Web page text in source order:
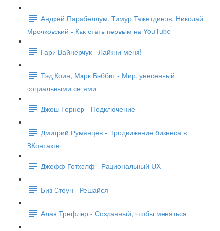
Андрей Парабеллум, Тимур Тажетдинов, Николай
Мрочковский - Как стать первым на YouTube
Гари Вайнерчук - Лайкни меня!
Тэд Коин, Марк Бэббит - Мир, унесенный
социальными сетями
Джош Тернер - Подключение
Дмитрий Румянцев - Продвижение бизнеса в
ВКонтакте
Джефф Готхелф - Рациональный UX
Биз Стоун - Решайся
Алан Трефлер - Созданный, чтобы меняться